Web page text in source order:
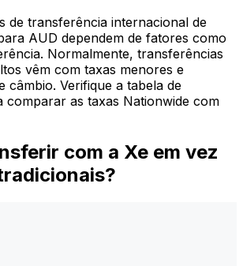
de transferência internacional de
AUD dependem de fatores como
Normalmente, transferências
vêm com taxas menores e
câmbio. Verifique a tabela de
comparar as taxas Nationwide com
com a Xe em vez